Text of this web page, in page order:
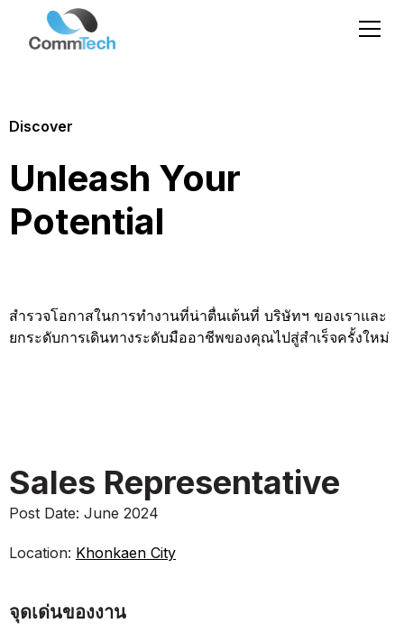
Discover
Unleash Your
Potential
สำรวจโอกาสในการทำงานที่น่าตื่นเต้นที่ บริษัทฯ ของเราและ
ยกระดับการเดินทางระดับมืออาชีพของคุณไปสู่สำเร็จครั้งใหม่
Sales Representative
Post Date: June 2024
Location: Khonkaen City
จุดเด่นของงาน